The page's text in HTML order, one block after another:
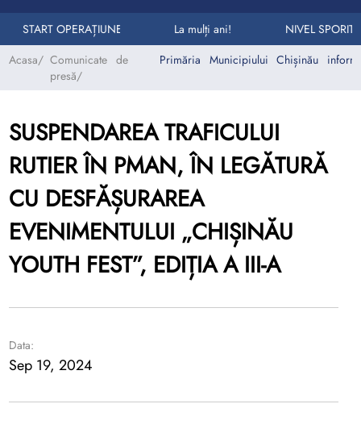
LA NUMĂRUL UNIC DE URGENȚĂ 112
AUTO
START OPERAȚIUNEA „TAXI” La mulți ani!
NIVEL SPORIT
Acasa/ Comunicate de
presă/
Primăria Municipiului Chișinău
SUSPENDAREA TRAFICULUI
RUTIER ÎN PMAN, ÎN LEGĂTURĂ
CU DESFĂȘURAREA
EVENIMENTULUI „CHIȘINĂU
YOUTH FEST”, EDIȚIA A III-A
Data:
Sep 19, 2024